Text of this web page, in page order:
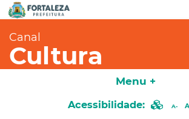
Canal
Cultura
Menu +